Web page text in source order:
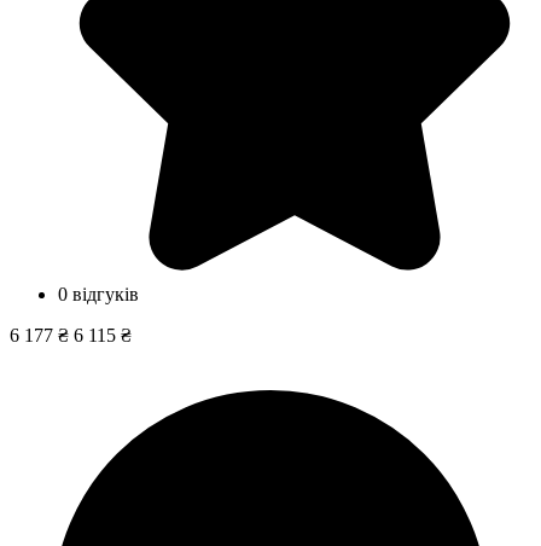
0 відгуків
6 177 ₴ 6 115 ₴